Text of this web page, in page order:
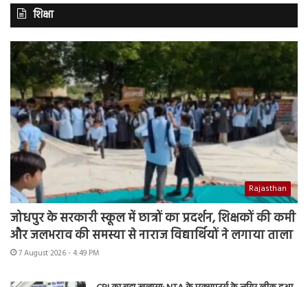
शिक्षा
Rajasthan
जोधपुर के सरकारी स्कूल में छात्रों का प्रदर्शन, शिक्षकों की कमी
और जलभराव की समस्या से नाराज विद्यार्थियों ने लगाया ताला
7 August 2026 - 4:49 PM